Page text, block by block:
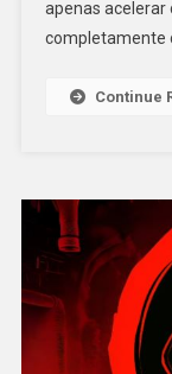
apenas
completamente
Continue